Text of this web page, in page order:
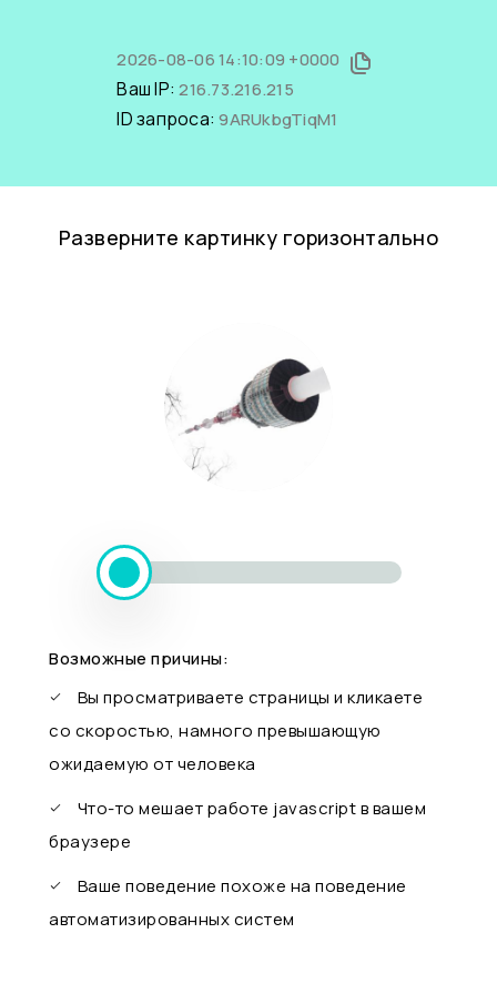
2026-08-06 14:10:09 +0000
Ваш IP:216.73.216.215
ID запроса:9ARUkbgTiqM1
Разверните картинку горизонтально
Возможные причины:
Вы просматриваете страницы и кликаете
со скоростью, намного превышающую
ожидаемую от человека
Что-то мешает работе javascript в вашем
браузере
Ваше поведение похоже на поведение
автоматизированных систем